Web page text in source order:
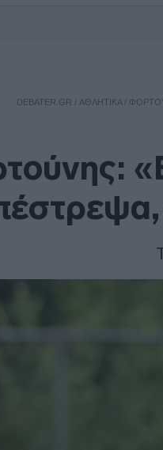
DEBATER.GR / ΑΘΛΗΤΙΚΑ/